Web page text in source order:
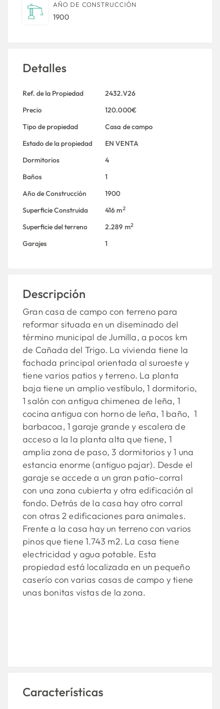
AÑO DE CONSTRUCCIÓN
1900
Detalles
Ref. de la Propiedad
2432.V26
Precio
120.000€
Tipo de propiedad
Casa de campo
Estado de la propiedad
EN VENTA
Dormitorios
4
Baños
1
Año de Construcción
1900
Superficie Construida
416 m2
Superficie del terreno 2.289 m2
Garajes 1
Descripción
Gran casa de campo con terreno para
reformar situada en un diseminado del
término municipal de Jumilla, a pocos km
de Cañada del Trigo. La vivienda tiene la
fachada principal orientada al suroeste y
tiene varios patios y terreno. La planta
baja tiene un amplio vestíbulo, 1 dormitorio,
1 salón con antigua chimenea de leña, 1
cocina antigua con horno de leña, 1 baño, 1
barbacoa, 1 garaje grande y escalera de
acceso a la la planta alta que tiene, 1
amplia zona de paso, 3 dormitorios y 1 una
estancia enorme (antiguo pajar). Desde el
garaje se accede a un gran patio-corral
con una zona cubierta y otra edificación al
fondo. Detrás de la casa hay otro corral
con otras 2 edificaciones para animales.
Frente a la casa hay un terreno con varios
pinos que tiene 1.743 m2. La casa tiene
electricidad y agua potable. Esta
propiedad está localizada en un pequeño
caserío con varias casas de campo y tiene
unas bonitas vistas de la zona.
Características